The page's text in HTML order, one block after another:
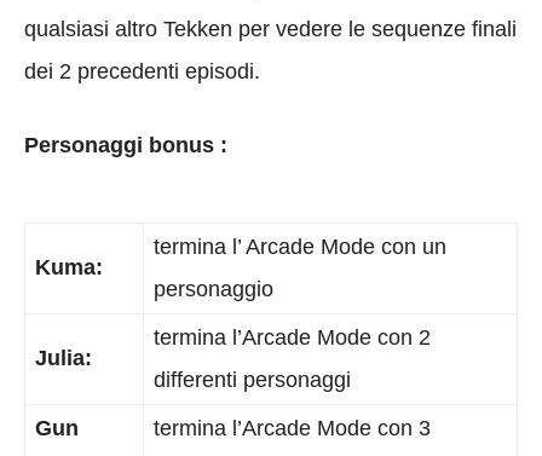
qualsiasi altro Tekken per vedere le sequenze finali
dei 2 precedenti episodi.
Personaggi bonus :
Kuma:
termina l’ Arcade Mode con un
personaggio
Julia:
termina l’Arcade Mode con 2
differenti personaggi
Gun
termina l’Arcade Mode con 3